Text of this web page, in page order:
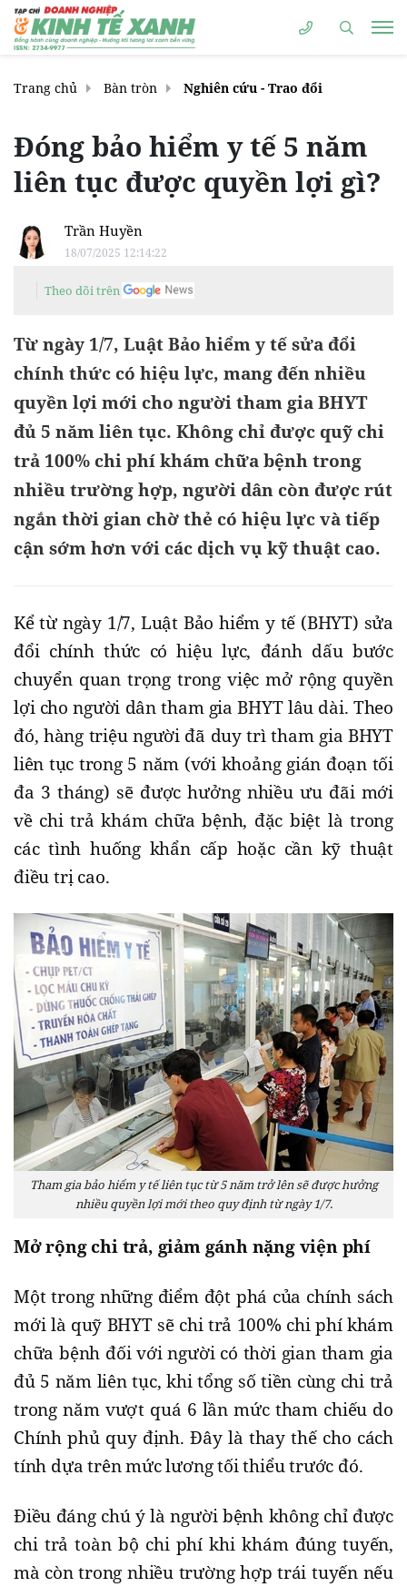
Trang chủ Bàn tròn Nghiên cứu - Trao đổi
Đóng bảo hiểm y tế 5 năm
liên tục được quyền lợi gì?
Trần Huyền
18/07/2025 12:14:22
Theo dõi trên
Từ ngày 1/7, Luật Bảo hiểm y tế sửa đổi
chính thức có hiệu lực, mang đến nhiều
quyền lợi mới cho người tham gia BHYT
đủ 5 năm liên tục. Không chỉ được quỹ chi
trả 100% chi phí khám chữa bệnh trong
nhiều trường hợp, người dân còn được rút
ngắn thời gian chờ thẻ có hiệu lực và tiếp
cận sớm hơn với các dịch vụ kỹ thuật cao.
Kể từ ngày 1/7, Luật Bảo hiểm y tế (BHYT) sửa
đổi chính thức có hiệu lực, đánh dấu bước
chuyển quan trọng trong việc mở rộng quyền
lợi cho người dân tham gia BHYT lâu dài. Theo
đó, hàng triệu người đã duy trì tham gia BHYT
liên tục trong 5 năm (với khoảng gián đoạn tối
đa 3 tháng) sẽ được hưởng nhiều ưu đãi mới
về chi trả khám chữa bệnh, đặc biệt là trong
các tình huống khẩn cấp hoặc cần kỹ thuật
điều trị cao.
Tham gia bảo hiểm y tế liên tục từ 5 năm trở lên sẽ được hưởng
nhiều quyền lợi mới theo quy định từ ngày 1/7.
Mở rộng chi trả, giảm gánh nặng viện phí
Một trong những điểm đột phá của chính sách
mới là quỹ BHYT sẽ chi trả 100% chi phí khám
chữa bệnh đối với người có thời gian tham gia
đủ 5 năm liên tục, khi tổng số tiền cùng chi trả
trong năm vượt quá 6 lần mức tham chiếu do
Chính phủ quy định. Đây là thay thế cho cách
tính dựa trên mức lương tối thiểu trước đó.
Điều đáng chú ý là người bệnh không chỉ được
chi trả toàn bộ chi phí khi khám đúng tuyến,
mà còn trong nhiều trường hợp trái tuyến nếu